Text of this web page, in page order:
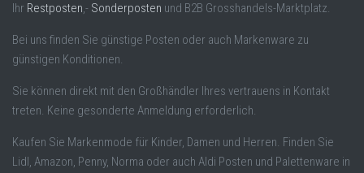
Ihr Restposten,- Sonderposten und B2B Grosshandels-Marktplatz.
Bei uns finden Sie günstige Posten oder auch Markenware zu
günstigen Konditionen.
Sie können direkt mit den Großhändler Ihres vertrauens in Kontakt
treten. Keine gesonderte Anmeldung erforderlich.
Kaufen Sie Markenmode für Kinder, Damen und Herren. Finden Sie
Lidl, Amazon, Penny, Norma oder auch Aldi Posten und Palettenware in